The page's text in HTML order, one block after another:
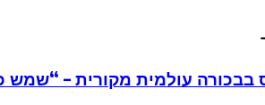
בבכורה עולמית מקורית – “שמש